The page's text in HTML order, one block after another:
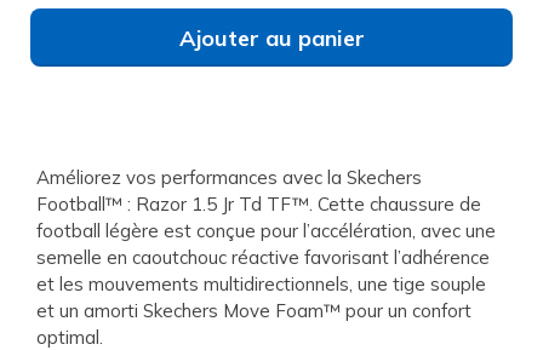
Ajouter au panier
Améliorez vos performances avec la Skechers
Football™ : Razor 1.5 Jr Td TF™. Cette chaussure de
football légère est conçue pour l’accélération, avec une
semelle en caoutchouc réactive favorisant l’adhérence
et les mouvements multidirectionnels, une tige souple
et un amorti Skechers Move Foam™ pour un confort
optimal.